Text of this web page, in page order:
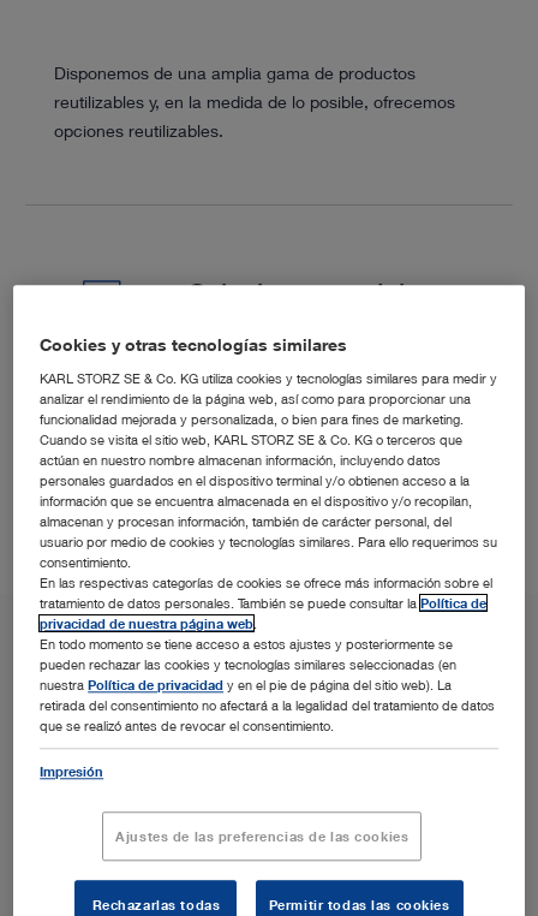
Disponemos de una amplia gama de productos
reutilizables y, en la medida de lo posible, ofrecemos
opciones reutilizables.
Soluciones modulares
Un sistema modular de endoscopios, instrumentos y
dispositivos adaptados a las necesidades clínicas.
Productos
Cookies y otras tecnologías similares
KARL STORZ SE & Co. KG utiliza cookies y tecnologías similares para medir y
analizar el rendimiento de la página web, así como para proporcionar una
funcionalidad mejorada y personalizada, o bien para fines de marketing.
Cuando se visita el sitio web, KARL STORZ SE & Co. KG o terceros que
actúan en nuestro nombre almacenan información, incluyendo datos
personales guardados en el dispositivo terminal y/o obtienen acceso a la
información que se encuentra almacenada en el dispositivo y/o recopilan,
almacenan y procesan información, también de carácter personal, del
usuario por medio de cookies y tecnologías similares. Para ello requerimos su
consentimiento.
En las respectivas categorías de cookies se ofrece más información sobre el
tratamiento de datos personales. También se puede consultar laPolítica de
privacidad de nuestra página web
En todo momento se tiene acceso a estos ajustes y posteriormente se
pueden rechazar las cookies y tecnologías similares seleccionadas (en
nuestraPolítica de privacidad y en el pie de página del sitio web). La
retirada del consentimiento no afectará a la legalidad del tratamiento de datos
que se realizó antes de revocar el consentimiento.
Impresión
Ajustes de las preferencias de las cookies
Rechazarlas todas Permitir todas las cookies